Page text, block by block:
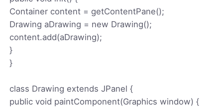
Container content = getContentPane();
Drawing aDrawing = new Drawing();
content.add(aDrawing);
}
}
class Drawing extends JPanel {
public void paintComponent(Graphics window) {